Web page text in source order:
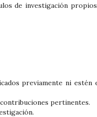
de investigación
previamente ni estén
pertinentes.